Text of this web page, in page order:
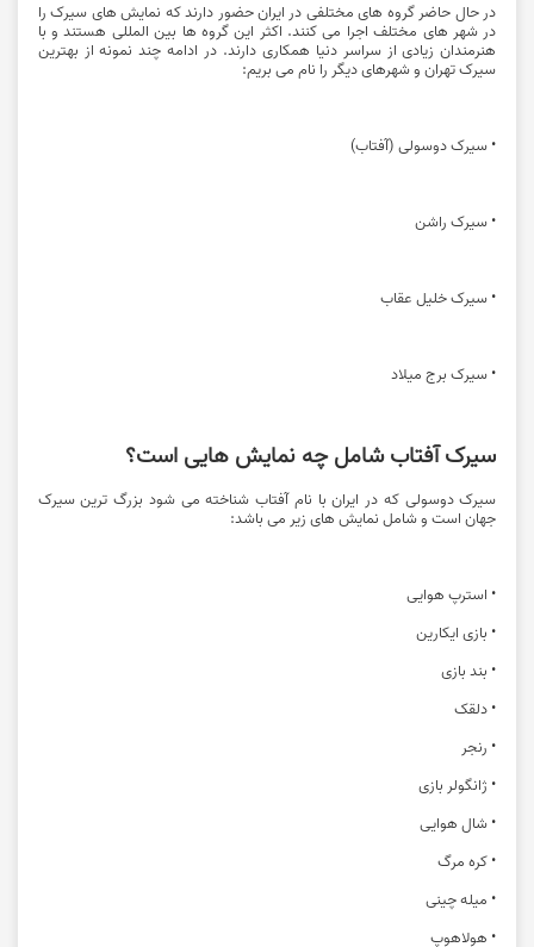
در حال حاضر گروه های مختلفی در ایران حضور دارند که نمایش های سیرک را
در شهر های مختلف اجرا می کنند. اکثر این گروه ها بین المللی هستند و با
هنرمندان زیادی از سراسر دنیا همکاری دارند. در ادامه چند نمونه از بهترین
سیرک تهران و شهرهای دیگر را نام می بریم:
• سیرک دوسولی (آفتاب)
• سیرک راشن
• سیرک خلیل عقاب
• سیرک برج میلاد
سیرک آفتاب شامل چه نمایش هایی است؟
سیرک دوسولی که در ایران با نام آفتاب شناخته می شود بزرگ ترین سیرک
جهان است و شامل نمایش های زیر می باشد:
• استرپ هوایی
• بازی ایکارین
• بند بازی
• دلقک
• رنجر
• ژانگولر بازی
• شال هوایی
• کره مرگ
• میله چینی
• هولاهوپ